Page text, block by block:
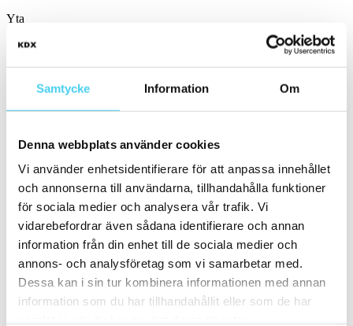
Samtycke Information Om
Denna webbplats använder cookies
Vi använder enhetsidentifierare för att anpassa innehållet
och annonserna till användarna, tillhandahålla funktioner
för sociala medier och analysera vår trafik. Vi
vidarebefordrar även sådana identifierare och annan
information från din enhet till de sociala medier och
annons- och analysföretag som vi samarbetar med.
Dessa kan i sin tur kombinera informationen med annan
information som du har tillhandahållit eller som de har
Yta
Matt(155)
Strukturerad(7)
Vågig(5)
Kant
Välj önskad kant på plattan:
Standard(154)
Rakskuren(32)
Ojämn(2)
Pris
Välj en eller flera prisgrupper: